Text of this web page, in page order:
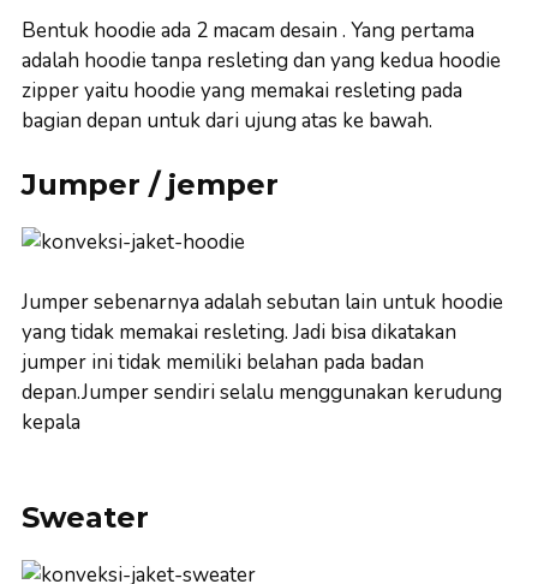
Bentuk hoodie ada 2 macam desain . Yang pertama
adalah hoodie tanpa resleting dan yang kedua hoodie
zipper yaitu hoodie yang memakai resleting pada
bagian depan untuk dari ujung atas ke bawah.
Jumper / jemper
Jumper sebenarnya adalah sebutan lain untuk hoodie
yang tidak memakai resleting. Jadi bisa dikatakan
jumper ini tidak memiliki belahan pada badan
depan.Jumper sendiri selalu menggunakan kerudung
kepala
Sweater